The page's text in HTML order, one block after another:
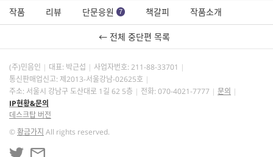
작품 리뷰 단문응원 7 책갈피 작품소개
← 전체 중단편 목록
(주)민음인 대표: 박근섭 사업자번호: 211-88-33701
통신판매업신고: 제2013-서울강남-02625호
주소: 서울시 강남구 도산대로 1길 62 5층
전화: 070-4021-7777
문의
IP현황&문의
데스크탑 버전
©황금가지 All rights reserved.